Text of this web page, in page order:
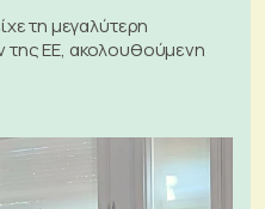
τη μεγαλύτερη
της ΕΕ, ακολουθούμενη